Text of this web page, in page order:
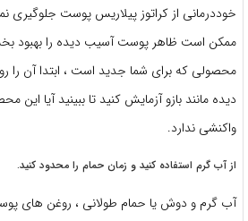
خوددرمانی از کراتوز پیلاریس پوست جلوگیری
ممکن است ظاهر پوست آسیب دیده را بهبود
محصولی که برای شما جدید است ، ابتدا آن
دیده مانند بازو آزمایش کنید تا ببینید آیا
واکنشی ندارد.
از آب گرم استفاده کنید و زمان حمام را محدود کنید.
آب گرم و دوش یا حمام طولانی ، روغن های